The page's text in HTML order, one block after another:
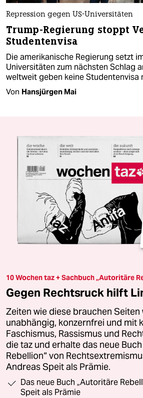
Repression gegen US-Universitäten
Trump-Regierung stoppt
Studentenvisa
Die amerikanische Regierung setzt
Universitäten zum nächsten Schlag
weltweit geben keine Studentenvisa
Von Hansjürgen Mai
10 Wochen taz + Sachbuch „Autoritäre
Gegen Rechtsruck hilft
Zeiten wie diese brauchen Seiten
unabhängig, konzernfrei und mit
Faschismus, Rassismus und
die taz und erhalte das neue
Rebellion“ von
Andreas Speit als Prämie.
Das neue Buch „Autoritäre
Speit als Prämie